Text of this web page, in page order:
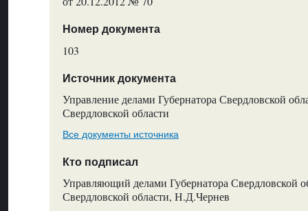
Номер документа
103
Источник документа
Управление делами Губернатора Свердловской
Свердловской области
Все документы источника
Кто подписал
Управляющий делами Губернатора Свердловской
Свердловской области, Н.Д.Чернев